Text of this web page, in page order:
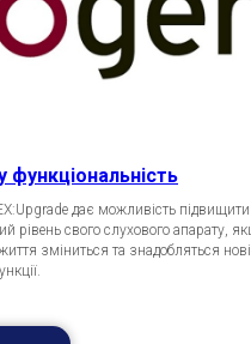
функціональність
дає можливість підвищити
рівень свого слухового апарату,
зміниться та знадобляться нові